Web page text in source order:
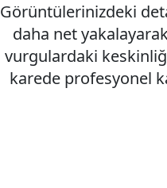
Görüntülerinizdeki
daha net
vurgulardaki
karede profesyonel